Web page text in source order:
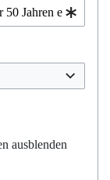
ausblenden